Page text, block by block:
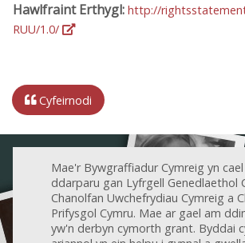
Hawlfraint Erthygl: http://
RUU/1.0/
Cyfeirnodi
Mae'r Bywgraffiadur Cymreig yn cael
ddarparu gan Lyfrgell Genedlaethol
Chanolfan Uwchefrydiau Cymreig a
Prifysgol Cymru. Mae ar gael am
yw'n derbyn cymorth grant. Byddai